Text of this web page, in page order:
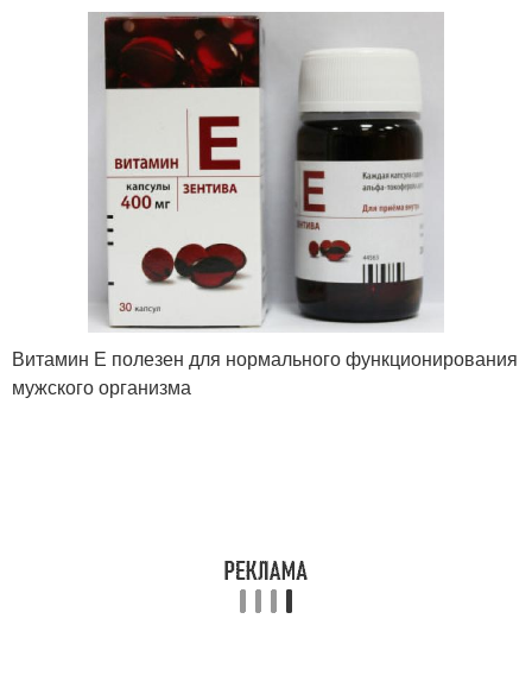
Витамин Е полезен для нормального функционирования
мужского организма